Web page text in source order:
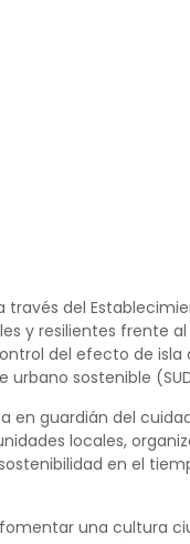
del
y resilientes frente
del efecto de isla
sostenible
en guardián del
locales,
en el
una cultura